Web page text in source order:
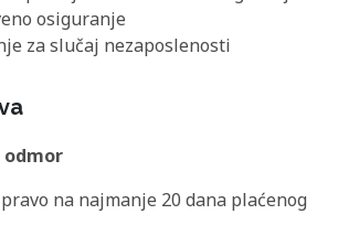
osiguranje
za slučaj nezaposlenosti
odmor
na najmanje 20 dana plaćenog